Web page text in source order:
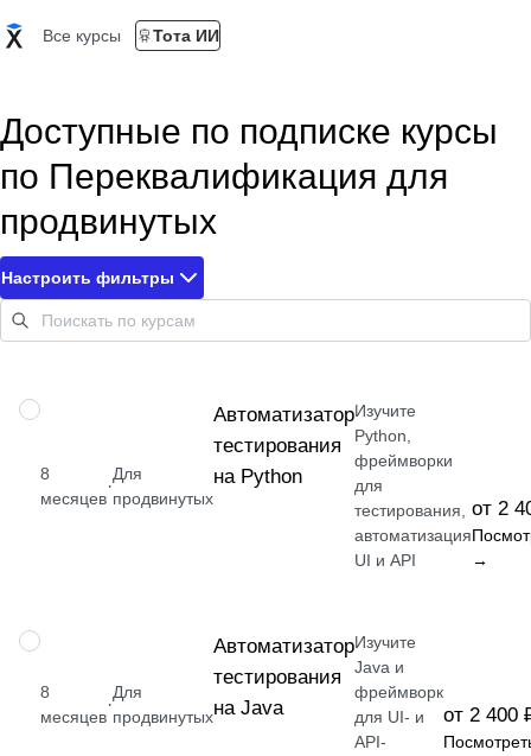
Все курсы Тота ИИ
Доступные по подписке курсы
по Переквалификация для
продвинутых
Настроить фильтры
ПРОФЕССИЯ
8
месяцев
·
Для
продвинутых
Автоматизатор
тестирования
на Python
Изучите
Python,
фреймворки
для
тестирования,
автоматизация
UI и API
от 2
→
ПРОФЕССИЯ
8
месяцев
·
Для
продвинутых
Автоматизатор
тестирования
на Java
Изучите
Java и
фреймворк
для UI- и
API-
от 2 400